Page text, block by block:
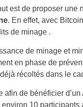
est de proposer une
. En effet, avec
de minage .
de minage et
en phase de
récoltés dans le
de bénéficier
10 participants